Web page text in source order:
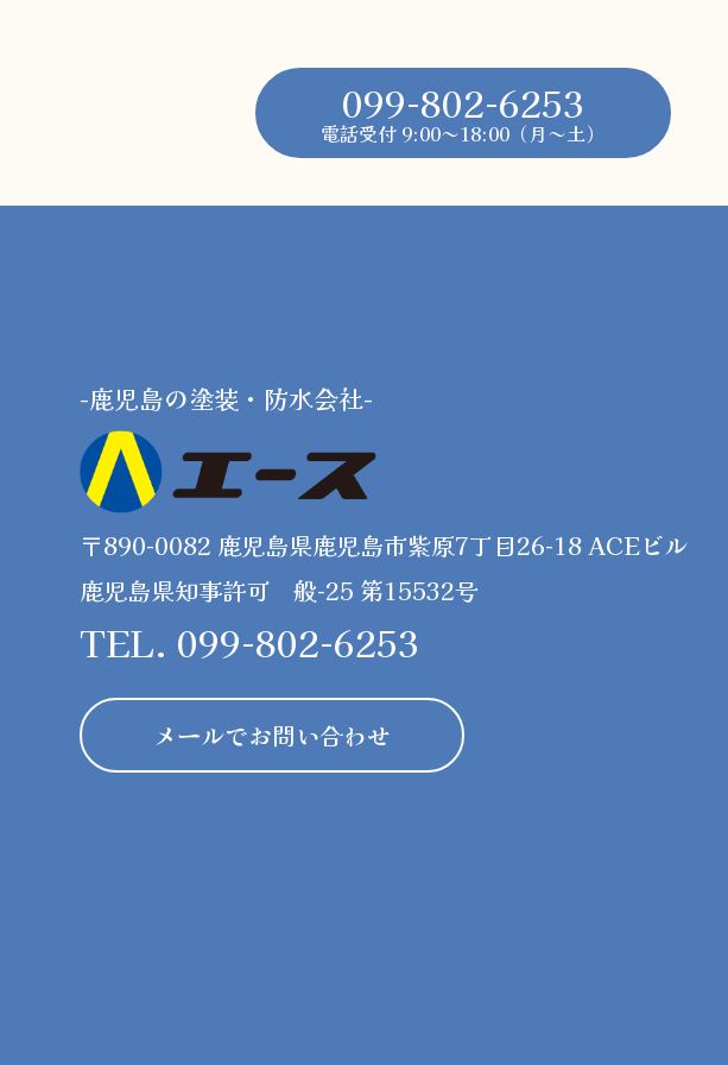
099-802-6253
電話受付 9:00～18:00（月～土）
-鹿児島の塗装・防水会社-
〒890-0082 鹿児島県鹿児島市紫原7丁目26-18 ACEビル
鹿児島県知事許可 般-25 第15532号
TEL. 099-802-6253
メールでお問い合わせ